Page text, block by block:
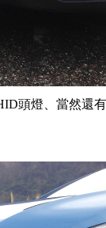
頭燈、當然還